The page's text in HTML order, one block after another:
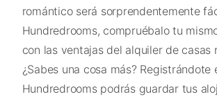
romántico será sorprendentemente
Hundredrooms, compruébalo tu
con las ventajas del alquiler de casas
¿Sabes una cosa más? Registrándote
Hundredrooms podrás guardar tus